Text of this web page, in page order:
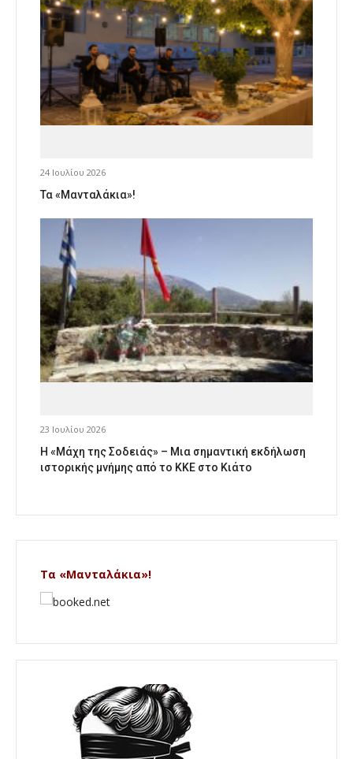
24 Ιουλίου 2026
Τα «Μανταλάκια»!
23 Ιουλίου 2026
Η «Μάχη της Σοδειάς» – Μια σημαντική εκδήλωση
ιστορικής μνήμης από το ΚΚΕ στο Κιάτο
Τα «Μανταλάκια»!